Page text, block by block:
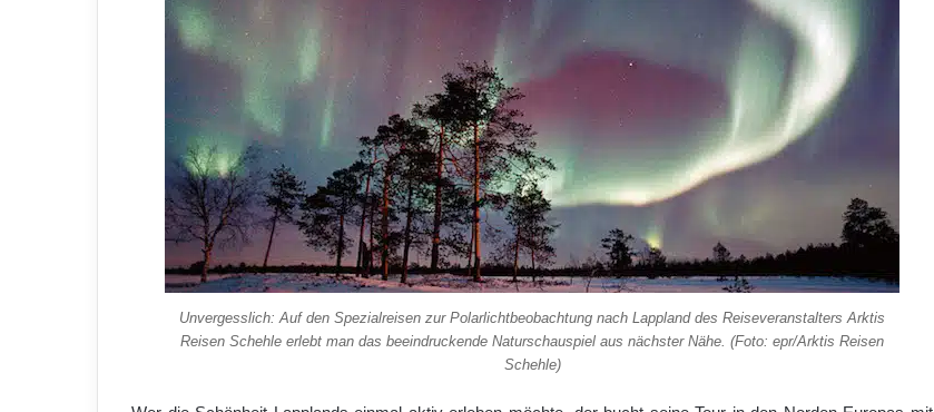
Unvergesslich: Auf den Spezialreisen zur Polarlichtbeobachtung nach Lappland des Reiseveranstalters Arktis
Reisen Schehle erlebt man das beeindruckende Naturschauspiel aus nächster Nähe. (Foto: epr/Arktis Reisen
Schehle)